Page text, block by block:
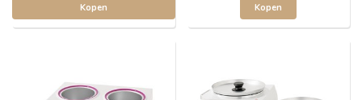
Kopen Kopen